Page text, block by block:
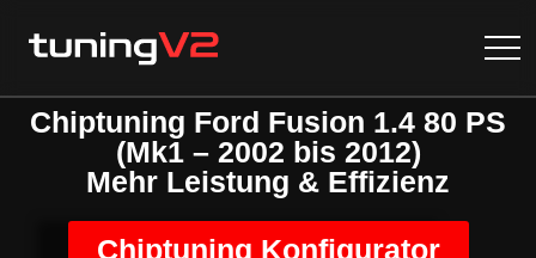
Chiptuning Ford Fusion 1.4 80 PS
(Mk1 – 2002 bis 2012)
Mehr Leistung & Effizienz
Chiptuning Konfigurator